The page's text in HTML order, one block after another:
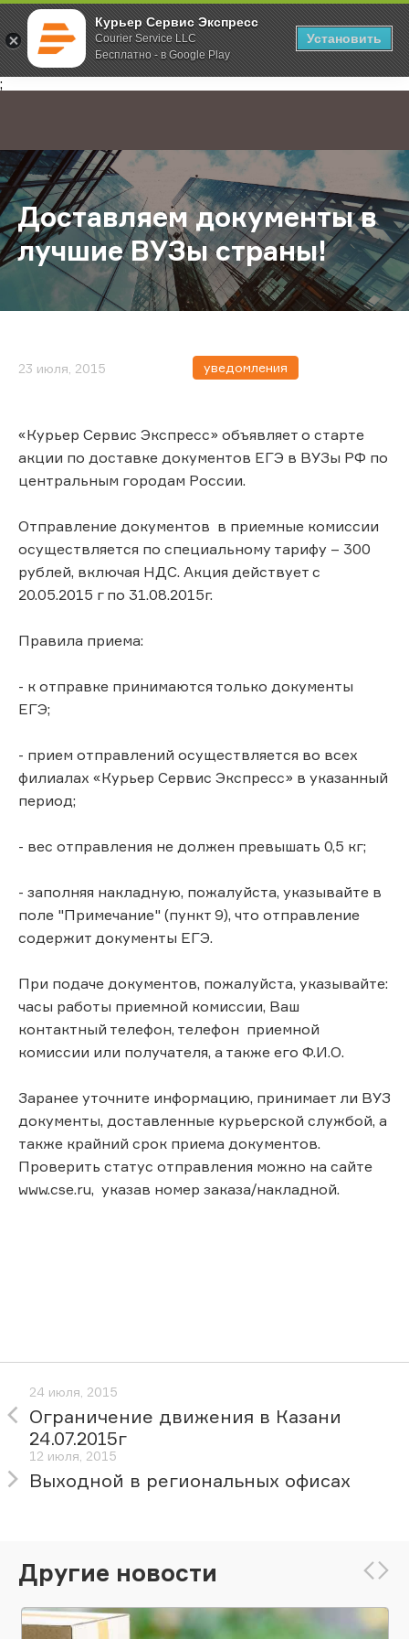
Курьер Сервис Экспресс
Courier Service LLC
Бесплатно - в Google Play
Установить
;
Главная О компании Новости Доставляем документы в лучшие
Доставляем документы в
лучшие ВУЗы страны!
23 июля, 2015 уведомления
«Курьер Сервис Экспресс» объявляет о старте
акции по доставке документов ЕГЭ в ВУЗы РФ по
центральным городам России.
Отправление документов в приемные комиссии
осуществляется по специальному тарифу – 300
рублей, включая НДС. Акция действует с
20.05.2015 г по 31.08.2015г.
Правила приема:
- к отправке принимаются только документы
ЕГЭ;
- прием отправлений осуществляется во всех
филиалах «Курьер Сервис Экспресс» в указанный
период;
- вес отправления не должен превышать 0,5 кг;
- заполняя накладную, пожалуйста, указывайте в
поле "Примечание" (пункт 9), что отправление
содержит документы ЕГЭ.
При подаче документов, пожалуйста, указывайте:
часы работы приемной комиссии, Ваш
контактный телефон, телефон приемной
комиссии или получателя, а также его Ф.И.О.
Заранее уточните информацию, принимает ли ВУЗ
документы, доставленные курьерской службой, а
также крайний срок приема документов.
Проверить статус отправления можно на сайте
www.cse.ru, указав номер заказа/накладной.
24 июля, 2015
Ограничение движения в Казани
24.07.2015г
12 июля, 2015
Выходной в региональных офисах
Другие новости